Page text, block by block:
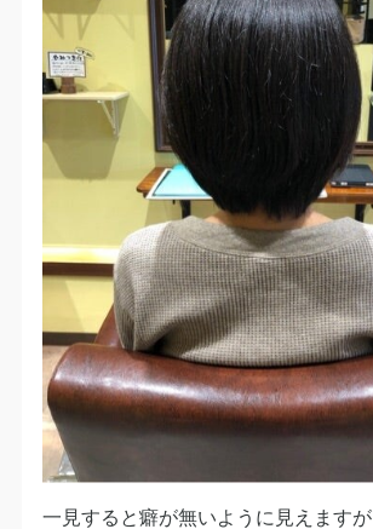
一見すると癖が無いように見えますが